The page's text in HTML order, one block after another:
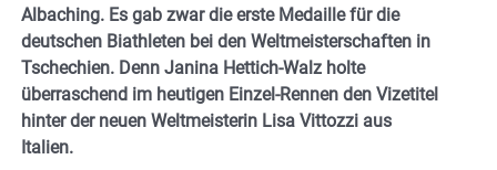
Albaching. Es gab zwar die erste Medaille für die
deutschen Biathleten bei den Weltmeisterschaften in
Tschechien. Denn Janina Hettich-Walz holte
überraschend im heutigen Einzel-Rennen den Vizetitel
hinter der neuen Weltmeisterin Lisa Vittozzi aus
Italien.